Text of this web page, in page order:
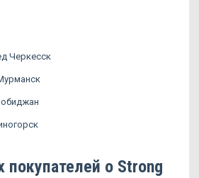
Черкесск
о Strong